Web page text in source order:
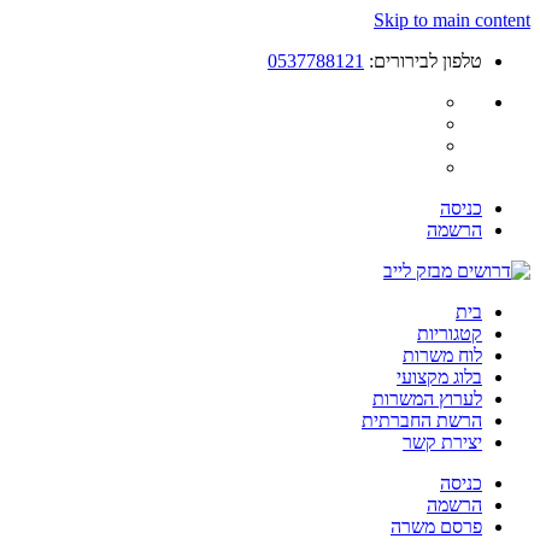
Skip to main content
טלפון לבירורים: 0537788121
כניסה
הרשמה
בית
קטגוריות
לוח משרות
בלוג מקצועי
לערוץ המשרות
הרשת החברתית
יצירת קשר
כניסה
הרשמה
פרסם משרה